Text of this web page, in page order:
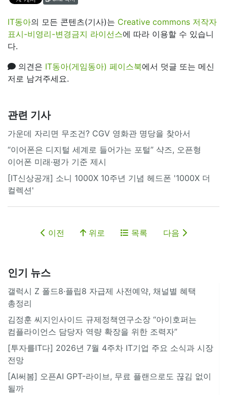
IT동아의 모든 콘텐츠(기사)는 Creative commons 저작자
표시-비영리-변경금지 라이선스에 따라 이용할 수 있습니
다.
의견은 IT동아(게임동아) 페이스북에서 덧글 또는 메신
저로 남겨주세요.
관련 기사
가운데 자리면 무조건? CGV 영화관 명당을 찾아서
“이어폰은 디지털 세계로 들어가는 포털” 샥즈, 오픈형
이어폰 미래·평가 기준 제시
[IT신상공개] 소니 1000X 10주년 기념 헤드폰 '1000X 더
컬렉션'
이전 위로 목록 다음
인기 뉴스
갤럭시 Z 폴드8·플립8 자급제 사전예약, 채널별 혜택
총정리
김정훈 씨지인사이드 규제정책연구소장 “아이호퍼는
컴플라이언스 담당자 역량 확장을 위한 조력자”
[투자를IT다] 2026년 7월 4주차 IT기업 주요 소식과 시장
전망
[AI써봄] 오픈AI GPT-라이브, 무료 플랜으로도 끊김 없이
될까